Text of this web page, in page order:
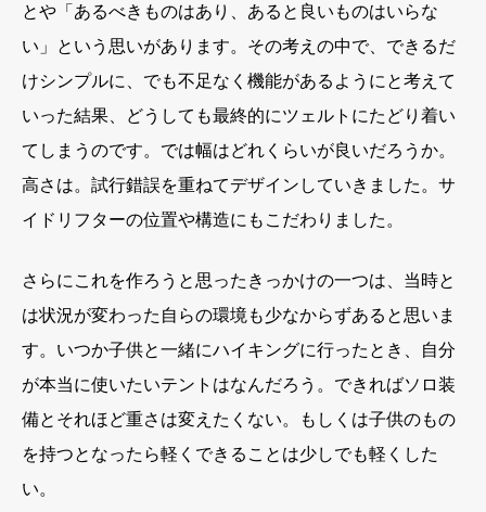
とや「あるべきものはあり、あると良いものはいらな
い」という思いがあります。その考えの中で、できるだ
けシンプルに、でも不足なく機能があるようにと考えて
いった結果、どうしても最終的にツェルトにたどり着い
てしまうのです。では幅はどれくらいが良いだろうか。
高さは。試行錯誤を重ねてデザインしていきました。サ
イドリフターの位置や構造にもこだわりました。
さらにこれを作ろうと思ったきっかけの一つは、当時と
は状況が変わった自らの環境も少なからずあると思いま
す。いつか子供と一緒にハイキングに行ったとき、自分
が本当に使いたいテントはなんだろう。できればソロ装
備とそれほど重さは変えたくない。もしくは子供のもの
を持つとなったら軽くできることは少しでも軽くした
い。